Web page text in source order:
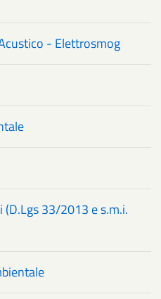
- Elettrosmog
33/2013 e s.m.i.